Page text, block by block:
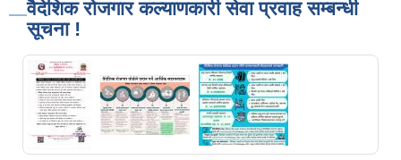
वैदेशिक रोजगार कल्याणकारी सेवा प्रवाह सम्बन्धी
सूचना !